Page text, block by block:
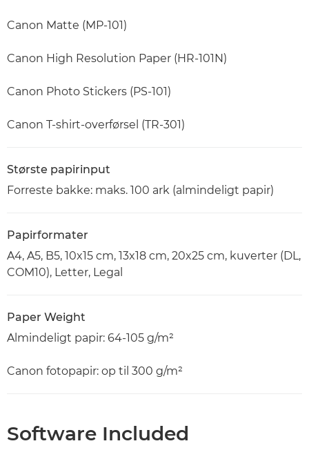
Canon Matte (MP-101)
Canon High Resolution Paper (HR-101N)
Canon Photo Stickers (PS-101)
Canon T-shirt-overførsel (TR-301)
Største papirinput
Forreste bakke: maks. 100 ark (almindeligt papir)
Papirformater
A4, A5, B5, 10x15 cm, 13x18 cm, 20x25 cm, kuverter (DL,
COM10), Letter, Legal
Paper Weight
Almindeligt papir: 64-105 g/m²
Canon fotopapir: op til 300 g/m²
Software Included